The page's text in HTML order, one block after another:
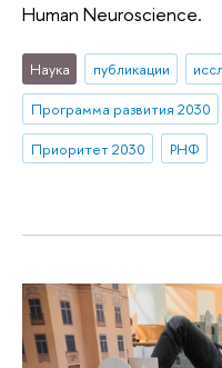
Human Neuroscience.
Наука публикации
Программа развития 2030
Приоритет 2030
РНФ